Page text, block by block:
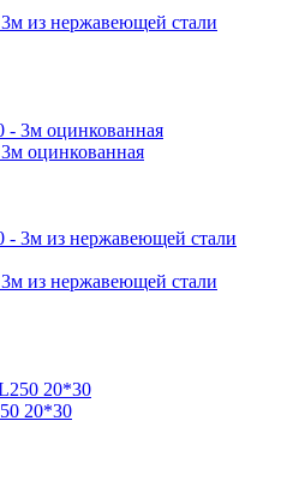
из нержавеющей стали
оцинкованная
из нержавеющей стали
20*30